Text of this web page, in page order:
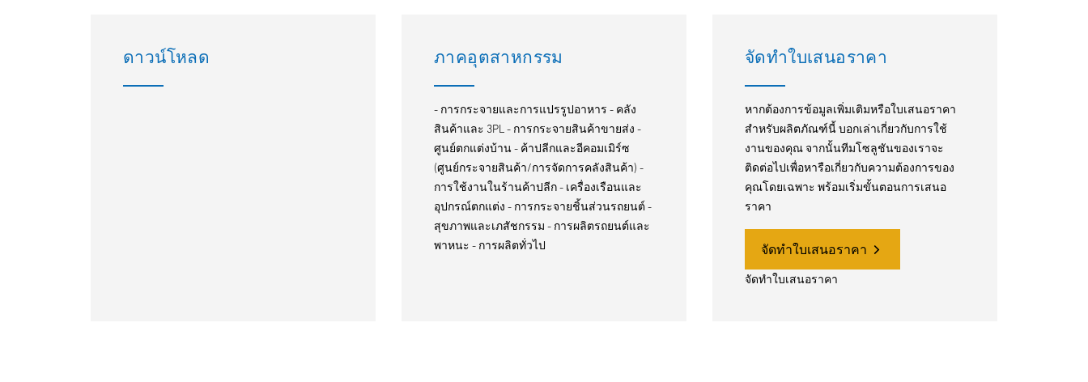
ดาวน์โหลด ภาคอุตสาหกรรม
- การกระจายและการแปรรูปอาหาร - คลัง
สินค้าและ 3PL - การกระจายสินค้าขายส่ง -
ศูนย์ตกแต่งบ้าน - ค้าปลีกและอีคอมเมิร์ซ
(ศูนย์กระจายสินค้า/การจัดการคลังสินค้า) -
การใช้งานในร้านค้าปลีก - เครื่องเรือนและ
อุปกรณ์ตกแต่ง - การกระจายชิ้นส่วนรถยนต์ -
สุขภาพและเภสัชกรรม - การผลิตรถยนต์และ
พาหนะ - การผลิตทั่วไป
จัดทำใบเสนอราคา
หากต้องการข้อมูลเพิ่มเติมหรือใบเสนอราคา
สำหรับผลิตภัณฑ์นี้ บอกเล่าเกี่ยวกับการใช้
งานของคุณ จากนั้นทีมโซลูชันของเราจะ
ติดต่อไปเพื่อหารือเกี่ยวกับความต้องการของ
คุณโดยเฉพาะ พร้อมเริ่มขั้นตอนการเสนอ
ราคา
จัดทำใบเสนอราคา
จัดทำใบเสนอราคา